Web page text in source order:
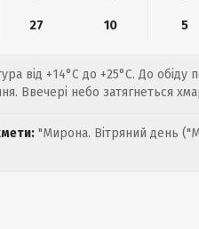
27 10 5
від +14°C до +25°C. До обіду
Ввечері небо затягнеться
"Мирона. Вітряний день